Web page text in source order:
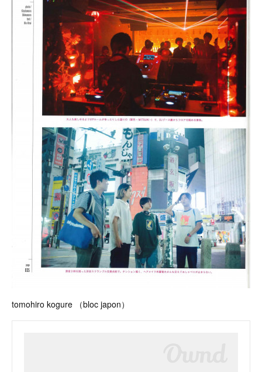
tomohiro kogure （bloc japon）